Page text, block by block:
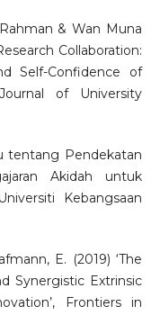
& Wan Muna
Collaboration:
Self-Confidence of
of University
tentang Pendekatan
Akidah untuk
Kebangsaan
E. (2019) ‘The
Synergistic Extrinsic
Frontiers in